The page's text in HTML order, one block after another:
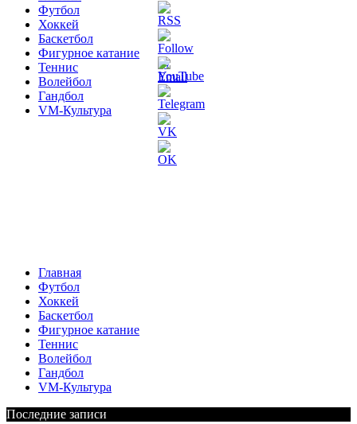
Футбол
Хоккей
Баскетбол
Фигурное катание
Теннис
Волейбол
Гандбол
VM-Культура
Главная
Футбол
Хоккей
Баскетбол
Фигурное катание
Теннис
Волейбол
Гандбол
VM-Культура
Последние записи